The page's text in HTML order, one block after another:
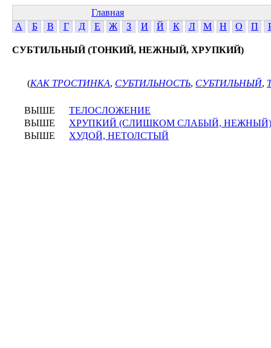
Главная
А
Б В Г Д Е Ж З И Й К Л М Н О П
СУБТИЛЬНЫЙ (ТОНКИЙ, НЕЖНЫЙ, ХРУПКИЙ)
(КАК ТРОСТИНКА, СУБТИЛЬНОСТЬ, СУБТИЛЬНЫЙ,
ВЫШЕ
ТЕЛОСЛОЖЕНИЕ
ВЫШЕ
ХРУПКИЙ (СЛИШКОМ СЛАБЫЙ, НЕЖНЫЙ)
ВЫШЕ
ХУДОЙ, НЕТОЛСТЫЙ